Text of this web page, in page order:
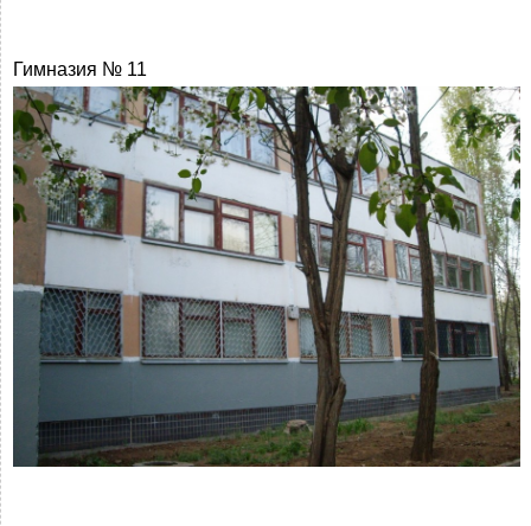
Гимназия № 11